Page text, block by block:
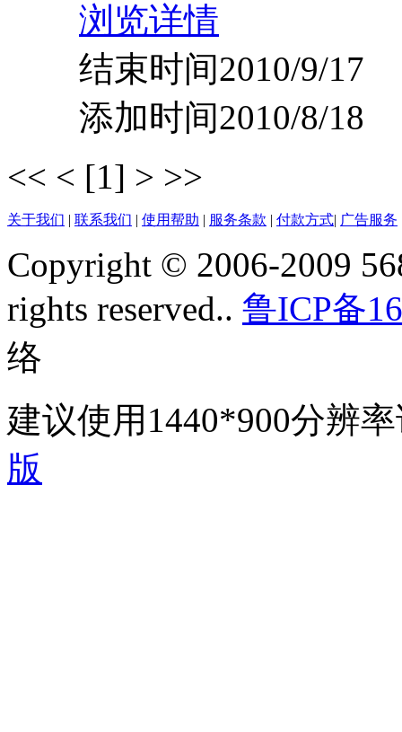
浏览详情
结束时间2010/9/17
添加时间2010/8/18
<< < [1] > >>
关于我们 | 联系我们 | 使用帮助 | 服务条款 | 付款方式| 广告服务
Copyright © 2006-2009
rights reserved.. 鲁ICP备
络
建议使用1440*900分辨
版